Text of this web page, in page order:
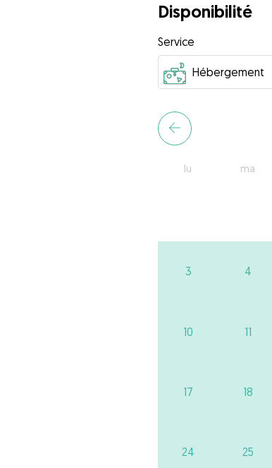
Disponibilité
Service
lu ma
3 4
10 11
17 18
24 25